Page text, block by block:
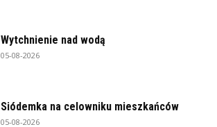
Wytchnienie nad wodą
05-08-2026
Siódemka na celowniku mieszkańców
05-08-2026